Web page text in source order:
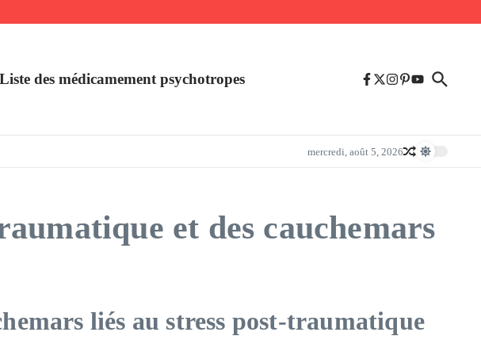
Liste des médicamement psychotropes
mercredi, août 5, 2026
et des cauchemars
liés au stress post-traumatique